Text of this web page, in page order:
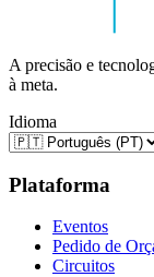
A precisão e
à meta.
Idioma
Plataforma
Eventos
Pedido de
Circuitos